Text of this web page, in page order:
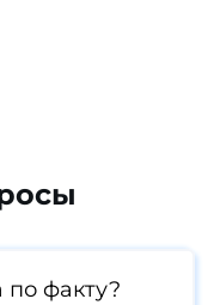
факту?